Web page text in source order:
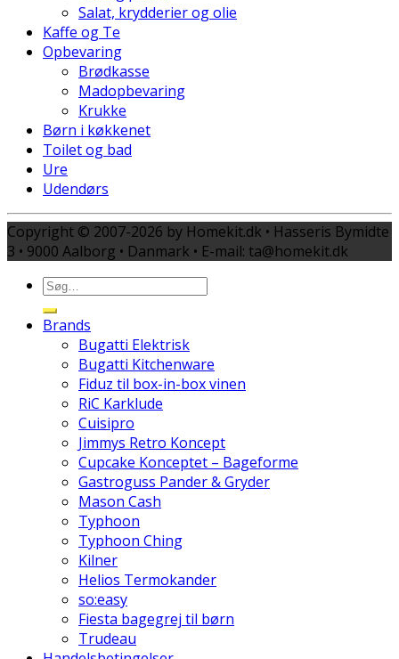
Salat, krydderier og olie
Kaffe og Te
Opbevaring
Brødkasse
Madopbevaring
Krukke
Børn i køkkenet
Toilet og bad
Ure
Udendørs
Copyright © 2007-2026 by Homekit.dk • Hasseris Bymidte
3 • 9000 Aalborg • Danmark • E-mail: ta@homekit.dk
Brands
Bugatti Elektrisk
Bugatti Kitchenware
Fiduz til box-in-box vinen
RiC Karklude
Cuisipro
Jimmys Retro Koncept
Cupcake Konceptet – Bageforme
Gastroguss Pander & Gryder
Mason Cash
Typhoon
Typhoon Ching
Kilner
Helios Termokander
so:easy
Fiesta bagegrej til børn
Trudeau